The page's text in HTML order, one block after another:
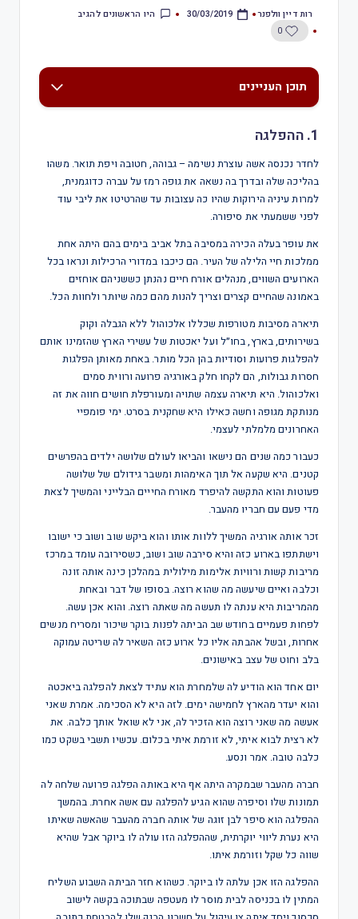
רות דיין וולפנר 30/03/2019
היו הראשונים להגיב
0
תוכן העניינים
1. ההפלגה
לחדר נכנסה אשה עוצרת נשימה – גבוהה, חטובה ויפת תואר. משהו
בהליכה שלה ובדרך בה נשאה את גופה רמז על עברה כדוגמנית,
למרות עיניה הירוקות שהיו כה עצובות עד שהרטיטו את ליבי עוד
לפני ששמעתי את סיפורה.
את עופר בעלה הכירה במסיבה בתל אביב בימים בהם היתה אחת
ממלכות חיי הלילה של העיר. הם כיכבו במדורי הרכילות ונראו בכל
הארועים השווים, מנהלים אורח חיים נהנתן כששניהם אוחזים
באמונה שהחיים קצרים וצריך להנות מהם כמה שיותר ולחוות הכל.
תיארה מסיבות מטורפות שכללו אלכוהול ללא הגבלה וקוק
בשירותים, בארץ, בחו״ל ועל יאכטות של עשירי הארץ שהזמינו אותם
להפלגות פרועות וסודיות בהן הכל מותר. באחת מאותן הפלגות
חסרות גבולות, הם לקחו חלק באורגיה פרועה ורווית סמים
ואלכוהול. היא תיארה עצמה שתויה ומעורפלת חושים חווה את זה
מנותקת מגופה וחשה כאילו היא שחקנית בסרט. ימי פומפיי
האחרונים מלמלתי לעצמי.
כעבור כמה שנים הם נישאו והביאו לעולם שלושה ילדים בהפרשים
קטנים. היא שקעה אל תוך האימהות ומשבר גידולם של שלושה
פעוטות והוא התקשה להיפרד מאורח החייים הבלייני והמשיך לצאת
מדי פעם עם חבריו מהעבר.
זכר אותה אורגיה המשיך ללוות אותו והוא ביקש שוב ושוב כי ישובו
וישתתפו בארוע כזה והיא סירבה שוב ושוב, כשסירובה עומד במרכז
מריבות קשות ורוויות אלימות מילולית במהלכן כינה אותה זונה
וכלבה ואיים שיעשה מה שהוא רוצה. בסופו של דבר ובאחת
מהמריבות היא ענתה לו תעשה מה שאתה רוצה. והוא אכן עשה.
לפחות פעמיים בחודש שב הביתה לפנות בוקר שיכור ומסריח מנשים
אחרות, ובשל אהבתה אליו כל ארוע כזה השאיר לה שריטה עמוקה
בלב וחוט של עצב באישונים.
יום אחד הוא הודיע לה שלמחרת הוא עתיד לצאת להפלגה ביאכטה
והוא יעדר מהארץ לחמישה ימים. לזה היא לא הסכימה. אמרת שאני
אעשה מה שאני רוצה הוא הזכיר לה, אני לא שואל אותך כלבה. את
לא רצית לבוא איתי, לא זורמת איתי בכלום. עכשיו תשבי בשקט כמו
כלבה טובה. אמר ונסע.
חברה מהעבר שבמקרה היתה אף היא באותה הפלגה פרועה שלחה לה
תמונות שלו וסיפרה שהוא הגיע להפלגה עם אשה אחרת. בהמשך
ההפלגה הוא סיפר לבן זוגה של אותה חברה מהעבר שהאשה שאיתו
היא נערת ליווי יוקרתית, שההפלגה הזו עולה לו ביוקר אבל שהיא
שווה כל שקל וזורמת איתו.
ההפלגה הזו אכן עלתה לו ביוקר. כשהוא חזר הביתה השבוע השליח
המתין לו בכניסה לבית מוסר לו מעטפה שבתוכה בקשה לישוב